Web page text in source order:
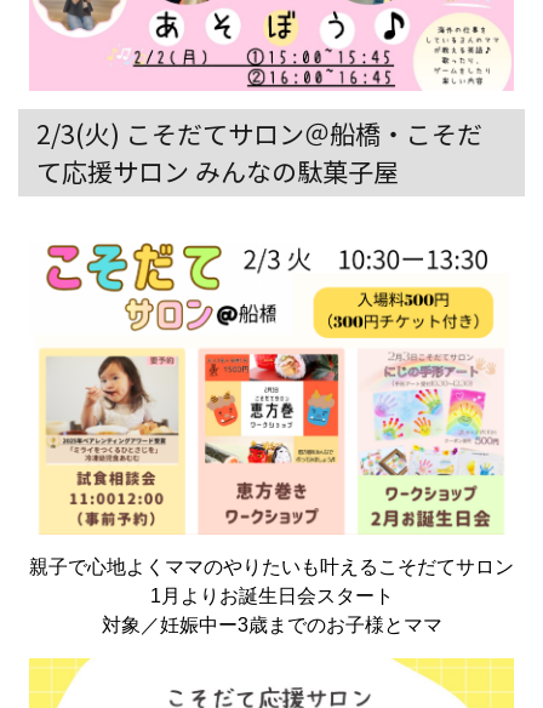
2/3(火) こそだてサロン＠船橋・こそだ
て応援サロン みんなの駄菓子屋
親子で心地よくママのやりたいも叶えるこそだてサロン
1月よりお誕生日会スタート
対象／妊娠中ー3歳までのお子様とママ